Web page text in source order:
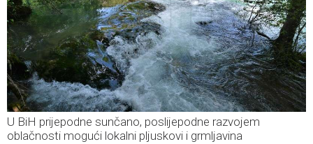
U BiH prijepodne sunčano, poslijepodne razvojem
oblačnosti mogući lokalni pljuskovi i grmljavina